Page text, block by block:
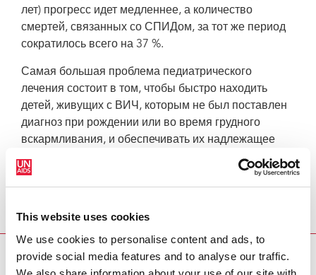
This website uses cookies
We use cookies to personalise content and ads, to
provide social media features and to analyse our traffic.
лет) прогресс идет медленнее, а количество
смертей, связанных со СПИДом, за тот же период
сократилось всего на 37 %.
Самая большая проблема педиатрического
лечения состоит в том, чтобы быстро находить
детей, живущих с ВИЧ, которым не был поставлен
диагноз при рождении или во время грудного
вскармливания, и обеспечивать их надлежащее
лечение. Чтобы восполнить этот пробел, нужно
расширить индексное тестирование, тестирование
семей и самотестирование с соблюдением прав
НАША РАБОТА